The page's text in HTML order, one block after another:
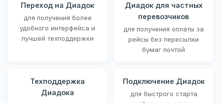
Переход на Диадок
для получения более
удобного интерфейса и
лучшей техподдержки
Диадок для частных
перевозчиков
для получения оплаты за
рейсы без пересылки
бумаг почтой
Техподдержка
Диадока
Подключение Диадок
для быстрого старта